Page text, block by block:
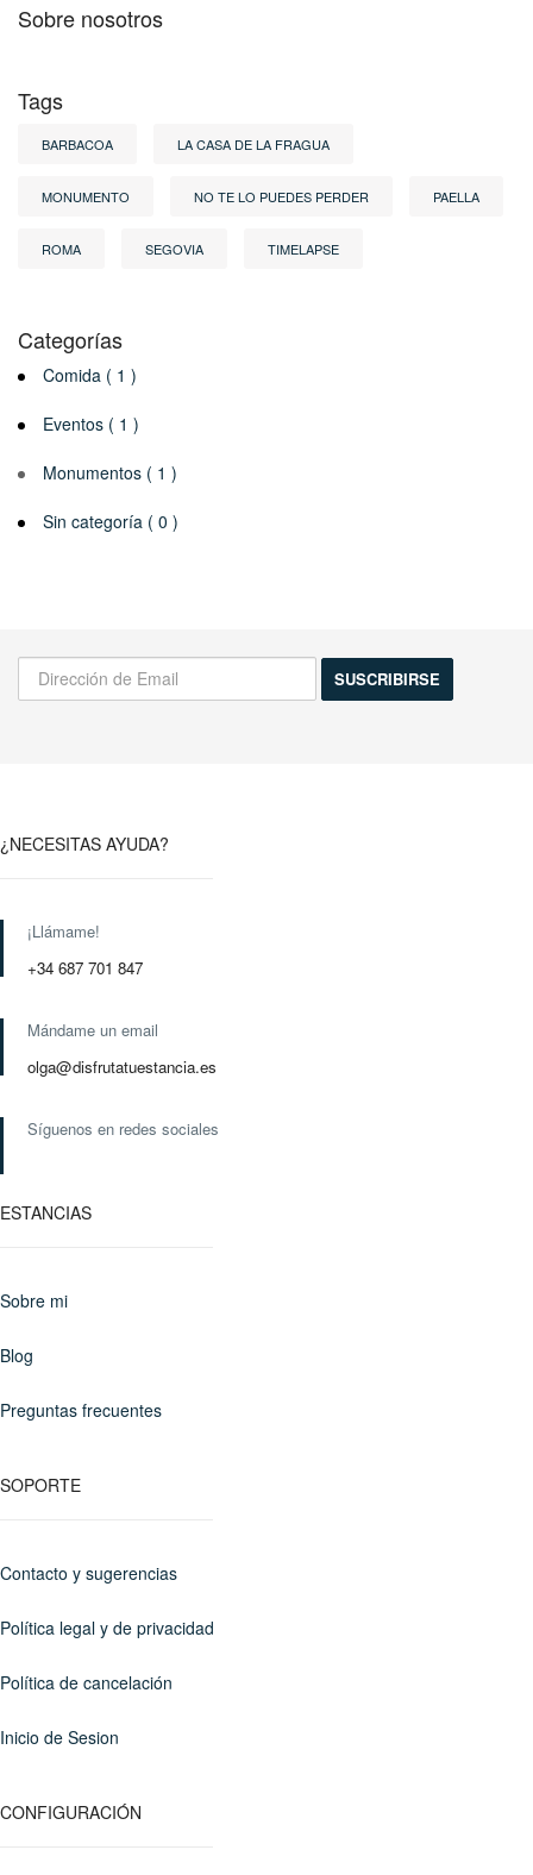
Sobre nosotros
Tags
BARBACOA LA CASA DE LA FRAGUA
MONUMENTO NO TE LO PUEDES PERDER PAELLA
ROMA SEGOVIA TIMELAPSE
Categorías
Comida ( 1 )
Eventos ( 1 )
Monumentos ( 1 )
Sin categoría ( 0 )
¿NECESITAS AYUDA?
¡Llámame!
+34 687 701 847
Mándame un email
olga@disfrutatuestancia.es
Síguenos en redes sociales
ESTANCIAS
Sobre mi
Blog
Preguntas frecuentes
SOPORTE
Contacto y sugerencias
Política legal y de privacidad
Política de cancelación
Inicio de Sesion
CONFIGURACIÓN